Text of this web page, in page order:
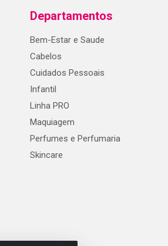
Departamentos
Bem-Estar e Saude
Cabelos
Cuidados Pessoais
Infantil
Linha PRO
Maquiagem
Perfumes e Perfumaria
Skincare